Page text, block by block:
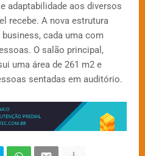
adaptabilidade aos diversos
recebe. A nova estrutura
cada uma com
O salão principal,
uma área de 261 m2 e
sentadas em auditório.